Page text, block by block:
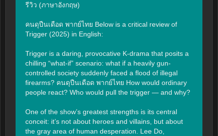
รีวิว (ภาษาอังกฤษ)
คนดุปืนเดือด พากย์ไทย Below is a critical review of
Trigger (2025) in English:
Trigger is a daring, provocative K-drama that posits a
chilling “what-if” scenario: what if a heavily gun-
controlled society suddenly faced a flood of illegal
firearms? คนดุปืนเดือด พากย์ไทย How would ordinary
people react? Who would pull the trigger — and why?
One of the show’s greatest strengths is its central
conceit: it’s not about heroes and villains, but about
the gray area of human desperation. Lee Do,